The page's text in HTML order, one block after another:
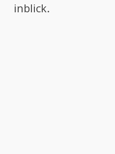
inblick.